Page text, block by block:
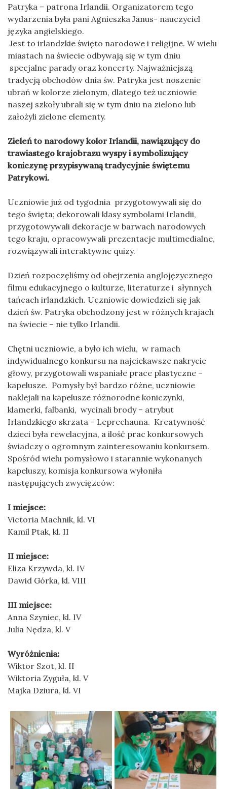
Patryka – patrona Irlandii. Organizatorem tego
wydarzenia była pani Agnieszka Janus- nauczyciel
języka angielskiego.
Jest to irlandzkie święto narodowe i religijne. W wielu
miastach na świecie odbywają się w tym dniu
specjalne parady oraz koncerty. Najważniejszą
tradycją obchodów dnia św. Patryka jest noszenie
ubrań w kolorze zielonym, dlatego też uczniowie
naszej szkoły ubrali się w tym dniu na zielono lub
założyli zielone elementy.
Zieleń to narodowy kolor Irlandii, nawiązujący do
trawiastego krajobrazu wyspy i symbolizujący
koniczynę przypisywaną tradycyjnie świętemu
Patrykowi.
Uczniowie już od tygodnia przygotowywali się do
tego święta; dekorowali klasy symbolami Irlandii,
przygotowywali dekoracje w barwach narodowych
tego kraju, opracowywali prezentacje multimedialne,
rozwiązywali interaktywne quizy.
Dzień rozpoczęliśmy od obejrzenia anglojęzycznego
filmu edukacyjnego o kulturze, literaturze i słynnych
tańcach irlandzkich. Uczniowie dowiedzieli się jak
dzień św. Patryka obchodzony jest w różnych krajach
na świecie – nie tylko Irlandii.
Chętni uczniowie, a było ich wielu, w ramach
indywidualnego konkursu na najciekawsze nakrycie
głowy, przygotowali wspaniałe prace plastyczne –
kapelusze. Pomysły był bardzo różne, uczniowie
naklejali na kapelusze różnorodne koniczynki,
klamerki, falbanki, wycinali brody – atrybut
Irlandzkiego skrzata – Leprechauna. Kreatywność
dzieci była rewelacyjna, a ilość prac konkursowych
świadczy o ogromnym zainteresowaniu konkursem.
Spośród wielu pomysłowo i starannie wykonanych
kapeluszy, komisja konkursowa wyłoniła
następujących zwycięzców:
I miejsce:
Victoria Machnik, kl. VI
Kamil Ptak, kl. II
II miejsce:
Eliza Krzywda, kl. IV
Dawid Górka, kl. VIII
III miejsce:
Anna Szyniec, kl. IV
Julia Nędza, kl. V
Wyróżnienia:
Wiktor Szot, kl. II
Wiktoria Zyguła, kl. V
Majka Dziura, kl. VI